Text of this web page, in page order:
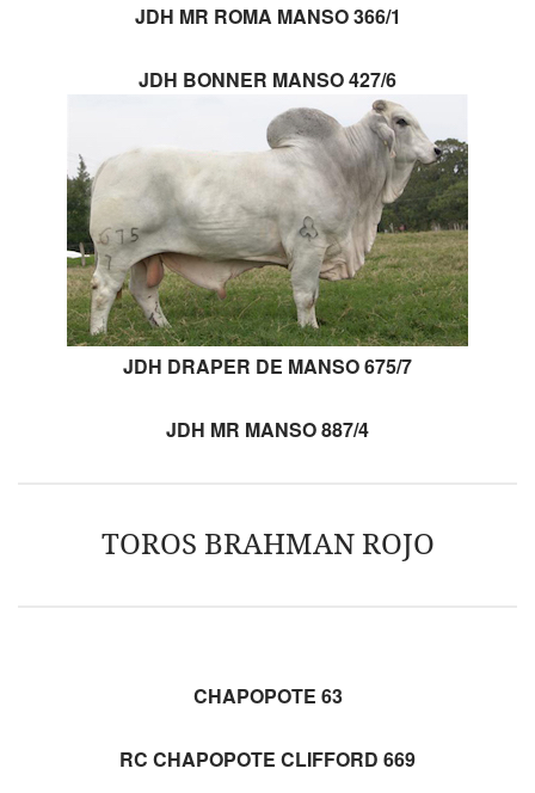
JDH MR ROMA MANSO 366/1
JDH BONNER MANSO 427/6
JDH DRAPER DE MANSO 675/7
JDH MR MANSO 887/4
TOROS BRAHMAN ROJO
CHAPOPOTE 63
RC CHAPOPOTE CLIFFORD 669